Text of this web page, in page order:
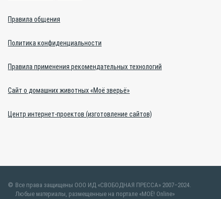
Правила общения
Политика конфиденциальности
Правила применения рекомендательных технологий
Сайт о домашних животных «Моё зверьё»
Центр интернет-проектов (изготовление сайтов)
Все права защищены ООО ИД «СВОБОДНАЯ ПРЕССА» 2007–2024.
Любые материалы, размещенные на портале «МОЁ! Online»